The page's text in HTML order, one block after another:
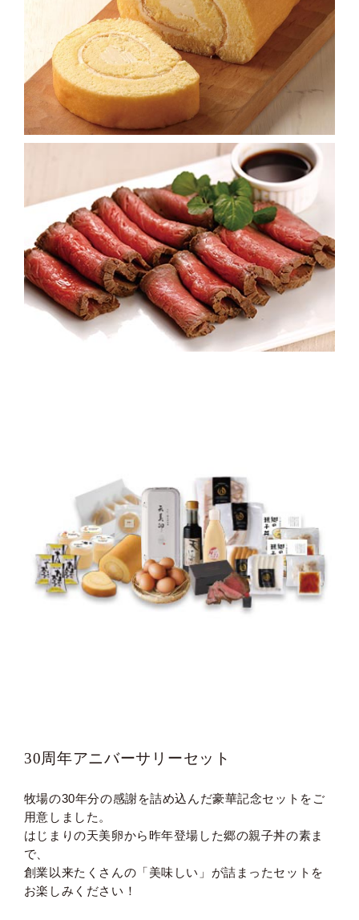
30周年アニバーサリーセット
牧場の30年分の感謝を詰め込んだ豪華記念セットをご
用意しました。
はじまりの天美卵から昨年登場した郷の親子丼の素ま
で、
創業以来たくさんの「美味しい」が詰まったセットを
お楽しみください！